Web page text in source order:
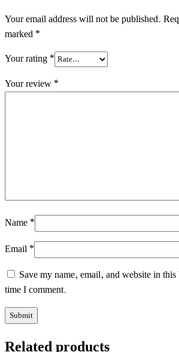
Your email address will not be published.
marked *
Your rating *
Your review *
Name *
Email *
Save my name, email, and website in
time I comment.
Related products